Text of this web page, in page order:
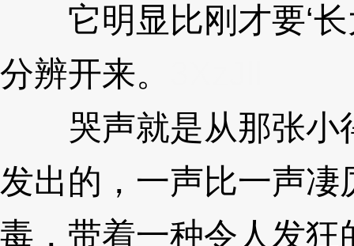
它明显比刚才要‘长
分辨开来。
哭声就是从那张小
发出的，一声比一声凄
毒，带着一种令人发狂